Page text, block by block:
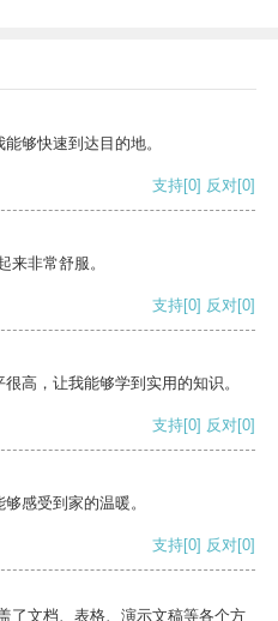
够快速到达目的地。
支持[0] 反对[0]
来非常舒服。
支持[0] 反对[0]
高，让我能够学到实用的知识。
支持[0] 反对[0]
感受到家的温暖。
支持[0] 反对[0]
了文档、表格、演示文稿等各个方